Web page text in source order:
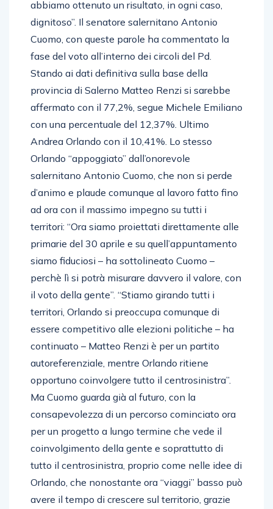
abbiamo ottenuto un risultato, in ogni caso,
dignitoso”. Il senatore salernitano Antonio
Cuomo, con queste parole ha commentato la
fase del voto all’interno dei circoli del Pd.
Stando ai dati definitiva sulla base della
provincia di Salerno Matteo Renzi si sarebbe
affermato con il 77,2%, segue Michele Emiliano
con una percentuale del 12,37%. Ultimo
Andrea Orlando con il 10,41%. Lo stesso
Orlando “appoggiato” dall’onorevole
salernitano Antonio Cuomo, che non si perde
d’animo e plaude comunque al lavoro fatto fino
ad ora con il massimo impegno su tutti i
territori: “Ora siamo proiettati direttamente alle
primarie del 30 aprile e su quell’appuntamento
siamo fiduciosi – ha sottolineato Cuomo –
perchè lì si potrà misurare davvero il valore, con
il voto della gente”. “Stiamo girando tutti i
territori, Orlando si preoccupa comunque di
essere competitivo alle elezioni politiche – ha
continuato – Matteo Renzi è per un partito
autoreferenziale, mentre Orlando ritiene
opportuno coinvolgere tutto il centrosinistra”.
Ma Cuomo guarda già al futuro, con la
consapevolezza di un percorso cominciato ora
per un progetto a lungo termine che vede il
coinvolgimento della gente e soprattutto di
tutto il centrosinistra, proprio come nelle idee di
Orlando, che nonostante ora “viaggi” basso può
avere il tempo di crescere sul territorio, grazie